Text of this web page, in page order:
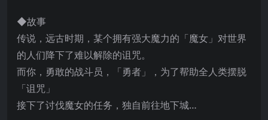
◆故事
传说，远古时期，某个拥有强大魔力的「魔女」对世界
的人们降下了难以解除的诅咒。
而你，勇敢的战斗员，「勇者」，为了帮助全人类摆脱
「诅咒」
接下了讨伐魔女的任务，独自前往地下城…